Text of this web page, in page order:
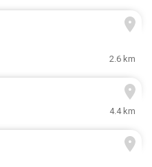
2.6 km
4.4 km